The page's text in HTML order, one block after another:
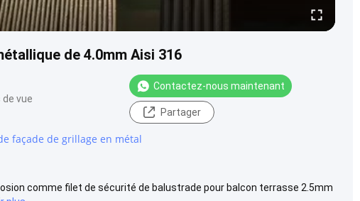
de 4.0mm Aisi 316
vue
Contactez-nous maintenant
Partager
façade de grillage en métal
comme filet de sécurité de balustrade pour balcon terrasse 2.5mm